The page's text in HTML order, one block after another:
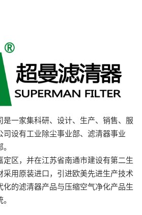
是一家集科研、设计、生产、销售、服
设有工业除尘事业部、滤清器事业
区，并在江苏省南通市建设有第二生
采用原装进口，引进欧美先进生产技术
的滤清器产品与压缩空气净化产品生